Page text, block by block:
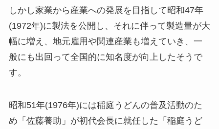
しかし家業から産業への発展を目指して昭和47年
(1972年)に製法を公開し、それに伴って製造量が大
幅に増え、地元雇用や関連産業も増えていき、一
般にも出回って全国的に知名度が向上したそうで
す。
昭和51年(1976年)には稲庭うどんの普及活動のた
め「佐藤養助」が初代会長に就任した「稲庭うど